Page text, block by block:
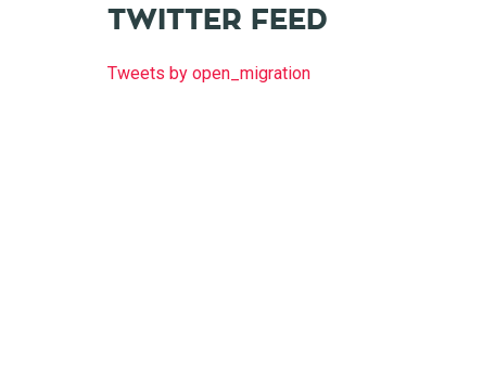
TWITTER FEED
Tweets by open_migration